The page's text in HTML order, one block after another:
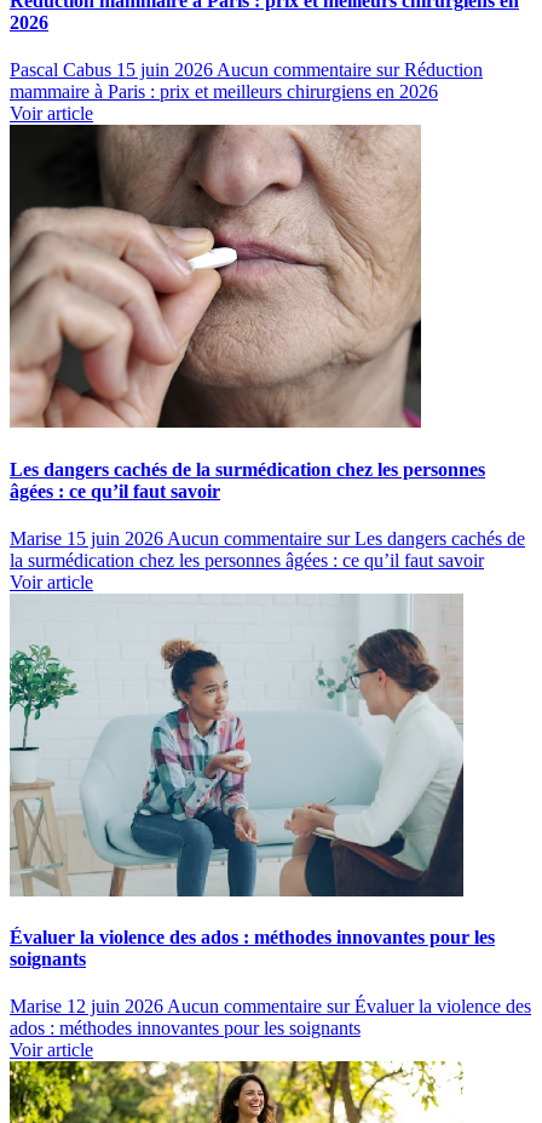
2026
Pascal Cabus 15 juin 2026 Aucun commentaire sur Réduction
mammaire à Paris : prix et meilleurs chirurgiens en 2026
Voir article
Les dangers cachés de la surmédication chez les personnes
âgées : ce qu’il faut savoir
Marise 15 juin 2026 Aucun commentaire sur Les dangers cachés de
la surmédication chez les personnes âgées : ce qu’il faut savoir
Voir article
Évaluer la violence des ados : méthodes innovantes pour les
soignants
Marise 12 juin 2026Aucun commentaire sur Évaluer la violence des
ados : méthodes innovantes pour les soignants
Voir article